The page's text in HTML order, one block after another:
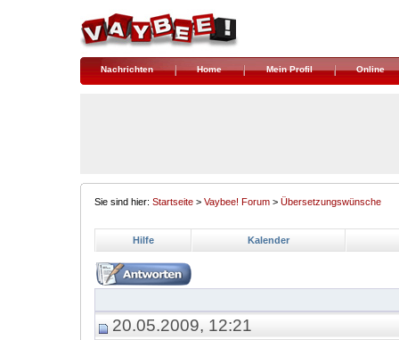
Nachrichten Home Mein Profil Online
Sie sind hier: Startseite > Vaybee! Forum > Übersetzungswünsche
Hilfe Kalender
20.05.2009, 12:21